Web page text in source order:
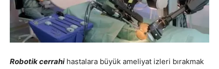
Robotik cerrahihastalara büyük ameliyat izleri bırakmak